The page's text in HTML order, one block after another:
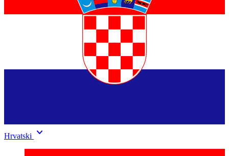
Hrvatski keyboard_arrow_down